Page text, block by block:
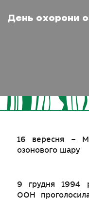
День охорони
16 вересня –
озонового шару
9 грудня 1994
ООН